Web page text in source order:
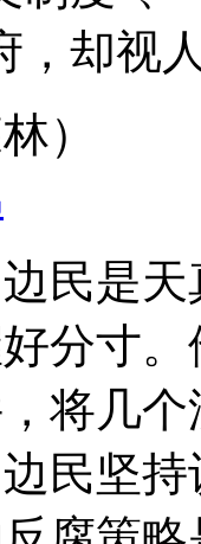
，却视
）
民是
分寸
将几
民坚